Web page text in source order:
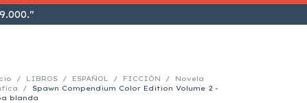
/ LIBROS / ESPAÑOL / FICCIÓN /
Novela
/
Spawn Compendium Color Edition Volume 2 -
blanda